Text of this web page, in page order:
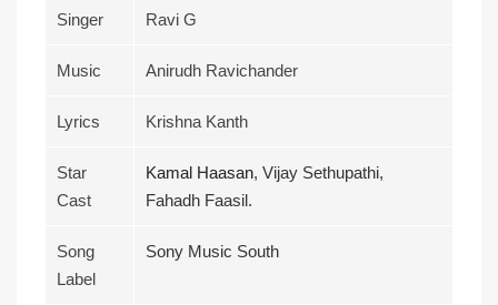
Singer Ravi G
Music Anirudh Ravichander
Lyrics Krishna Kanth
Star
Cast
Kamal Haasan, Vijay Sethupathi,
Fahadh Faasil.
Song
Label
Sony Music South